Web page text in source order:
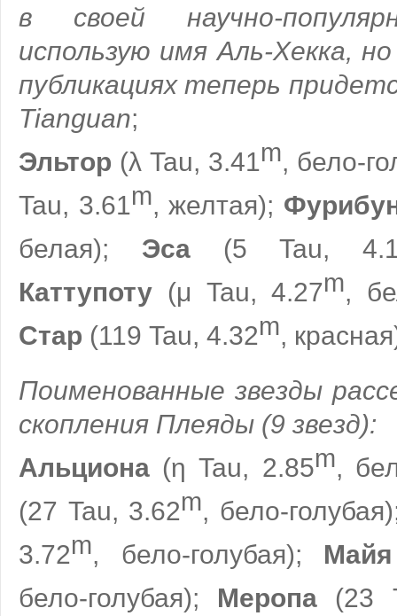
в своей научно-
использую имя Аль-Хекка,
публикациях теперь
Tianguan;
Эльтор (λ Tau, 3.41m, бело-
Tau, 3.61m, желтая);
белая); Эса(5 Tau,
Каттупоту (μ Tau, 4.27m,
Стар (119 Tau, 4.32m,
Поименованные звезды
скопления Плеяды (9 звезд):
Альциона (η Tau, 2.85m,
(27 Tau, 3.62m, бело-
3.72m, бело-голубая); Майя
бело-голубая); Меропа (23